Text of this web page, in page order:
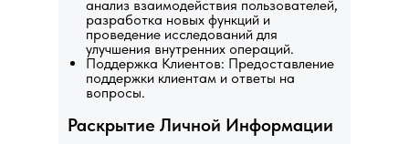
анализ взаимодействия пользователей,
разработка новых функций и
проведение исследований для
улучшения внутренних операций.
Поддержка Клиентов: Предоставление
поддержки клиентам и ответы на
вопросы.
Раскрытие Личной Информации